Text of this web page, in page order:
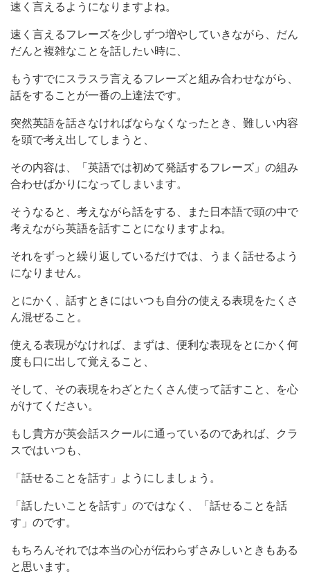
速く言えるようになりますよね。
速く言えるフレーズを少しずつ増やしていきながら、だん
だんと複雑なことを話したい時に、
もうすでにスラスラ言えるフレーズと組み合わせながら、
話をすることが一番の上達法です。
突然英語を話さなければならなくなったとき、難しい内容
を頭で考え出してしまうと、
その内容は、「英語では初めて発話するフレーズ」の組み
合わせばかりになってしまいます。
そうなると、考えながら話をする、また日本語で頭の中で
考えながら英語を話すことになりますよね。
それをずっと繰り返しているだけでは、うまく話せるよう
になりません。
とにかく、話すときにはいつも自分の使える表現をたくさ
ん混ぜること。
使える表現がなければ、まずは、便利な表現をとにかく何
度も口に出して覚えること、
そして、その表現をわざとたくさん使って話すこと、を心
がけてください。
もし貴方が英会話スクールに通っているのであれば、クラ
スではいつも、
「話せることを話す」ようにしましょう。
「話したいことを話す」のではなく、「話せることを話
す」のです。
もちろんそれでは本当の心が伝わらずさみしいときもある
と思います。